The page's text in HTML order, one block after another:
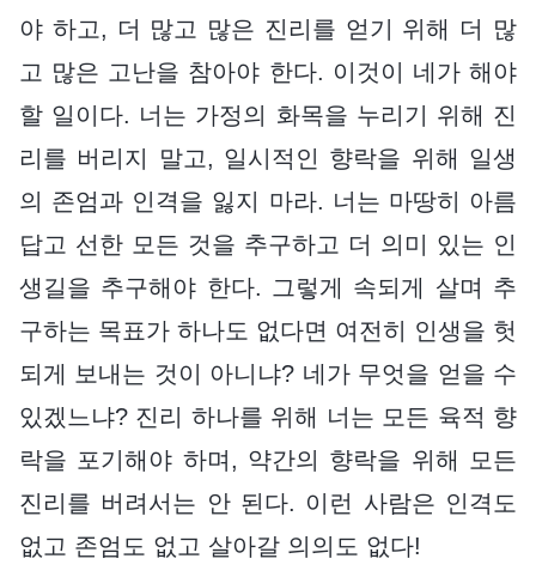
야 하고, 더 많고 많은 진리를 얻기 위해 더 많
고 많은 고난을 참아야 한다. 이것이 네가 해야
할 일이다. 너는 가정의 화목을 누리기 위해 진
리를 버리지 말고, 일시적인 향락을 위해 일생
의 존엄과 인격을 잃지 마라. 너는 마땅히 아름
답고 선한 모든 것을 추구하고 더 의미 있는 인
생길을 추구해야 한다. 그렇게 속되게 살며 추
구하는 목표가 하나도 없다면 여전히 인생을 헛
되게 보내는 것이 아니냐? 네가 무엇을 얻을 수
있겠느냐? 진리 하나를 위해 너는 모든 육적 향
락을 포기해야 하며, 약간의 향락을 위해 모든
진리를 버려서는 안 된다. 이런 사람은 인격도
없고 존엄도 없고 살아갈 의의도 없다!